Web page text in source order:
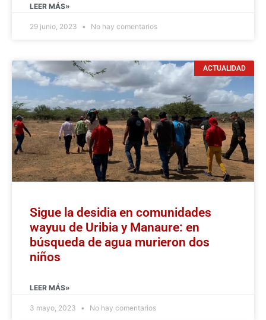
LEER MÁS»
29 junio, 2023 No hay comentarios
ACTUALIDAD
Sigue la desidia en comunidades
wayuu de Uribia y Manaure: en
búsqueda de agua murieron dos
niños
LEER MÁS»
3 mayo, 2023 No hay comentarios